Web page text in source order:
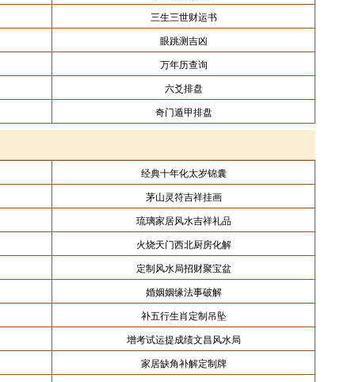
三生三世财运书
眼跳测吉凶
万年历查询
六爻排盘
奇门遁甲排盘
经典十年化太岁锦囊
茅山灵符吉祥挂画
琉璃家居风水吉祥礼品
火烧天门西北厨房化解
定制风水局招财聚宝盆
婚姻姻缘法事破解
补五行生肖定制吊坠
增考试运提成绩文昌风水局
家居缺角补解定制牌